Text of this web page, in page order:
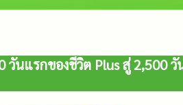
วันแรกของชีวิต Plus สู่